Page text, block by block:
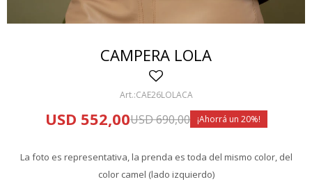
CAMPERA LOLA
CAE26LOLACA
USD 552,00USD690,00 20
La foto es representativa, la prenda es toda del mismo color, del
color camel (lado izquierdo)